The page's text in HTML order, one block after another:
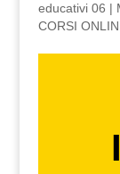
educativi 06 |
CORSI